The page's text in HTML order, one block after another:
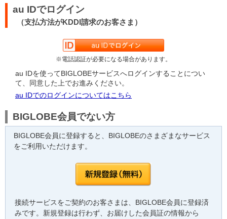
au IDでログイン
（支払方法がKDDI請求のお客さま）
※電話認証が必要になる場合があります。
au IDを使ってBIGLOBEサービスへログインすることについ
て、同意した上でお進みください。
au IDでのログインについてはこちら
BIGLOBE会員でない方
BIGLOBE会員に登録すると、BIGLOBEのさまざまなサービス
をご利用いただけます。
接続サービスをご契約のお客さまは、BIGLOBE会員に登録済
みです。新規登録は行わず、お届けした会員証の情報から